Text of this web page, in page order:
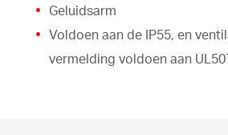
Geluidsarm
Voldoen aan de IP55, en
vermelding voldoen aan